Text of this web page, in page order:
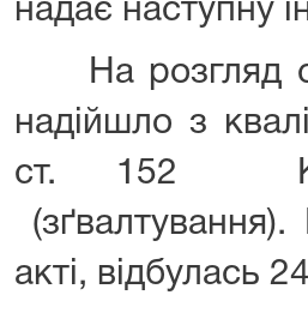
надає наступну
На розгляд
надійшло з
ст. 152
акті, відбулась